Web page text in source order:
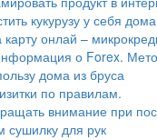
кукурузу у себя дома
карту онлай –
о Forex.
дома из бруса
по правилам.
внимание при
сушилку для рук